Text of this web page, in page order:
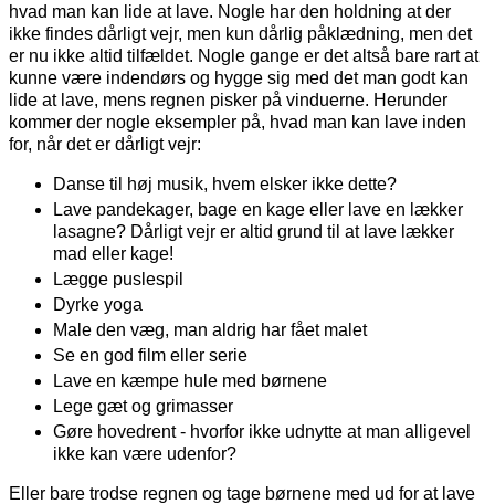
hvad man kan lide at lave. Nogle har den holdning at der
ikke findes dårligt vejr, men kun dårlig påklædning, men det
er nu ikke altid tilfældet. Nogle gange er det altså bare rart at
kunne være indendørs og hygge sig med det man godt kan
lide at lave, mens regnen pisker på vinduerne. Herunder
kommer der nogle eksempler på, hvad man kan lave inden
for, når det er dårligt vejr:
Danse til høj musik, hvem elsker ikke dette?
Lave pandekager, bage en kage eller lave en lækker
lasagne? Dårligt vejr er altid grund til at lave lækker
mad eller kage!
Lægge puslespil
Dyrke yoga
Male den væg, man aldrig har fået malet
Se en god film eller serie
Lave en kæmpe hule med børnene
Lege gæt og grimasser
Gøre hovedrent - hvorfor ikke udnytte at man alligevel
ikke kan være udenfor?
Eller bare trodse regnen og tage børnene med ud for at lave